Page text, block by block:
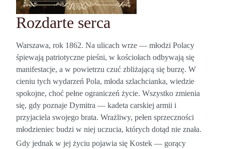
Rozdarte serca
Warszawa, rok 1862. Na ulicach wrze — młodzi Polacy
śpiewają patriotyczne pieśni, w kościołach odbywają się
manifestacje, a w powietrzu czuć zbliżającą się burzę. W
cieniu tych wydarzeń Pola, młoda szlachcianka, wiedzie
spokojne, choć pełne ograniczeń życie. Wszystko zmienia
się, gdy poznaje Dymitra — kadeta carskiej armii i
przyjaciela swojego brata. Wrażliwy, pełen sprzeczności
młodzieniec budzi w niej uczucia, których dotąd nie znała.
Gdy jednak w jej życiu pojawia się Kostek — gorący